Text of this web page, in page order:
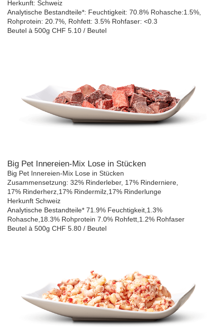
Herkunft: Schweiz
Analytische Bestandteile*: Feuchtigkeit: 70.8% Rohasche:1.5%,
Rohprotein: 20.7%, Rohfett: 3.5% Rohfaser: <0.3
Beutel à 500g CHF 5.10 / Beutel
Big Pet Innereien-Mix Lose in Stücken
Big Pet Innereien-Mix Lose in Stücken
Zusammensetzung: 32% Rinderleber, 17% Rinderniere,
17% Rinderherz,17% Rindermilz,17% Rinderlunge
Herkunft Schweiz
Analytische Bestandteile* 71.9% Feuchtigkeit,1.3%
Rohasche,18.3% Rohprotein 7.0% Rohfett,1.2% Rohfaser
Beutel à 500g CHF 5.80 / Beutel